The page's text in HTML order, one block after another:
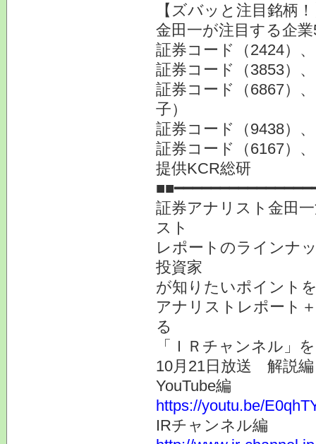
【ズバッと注目銘柄
金田一が注目する企
証券コード（2424）
証券コード（3853）
証券コード（6867）
子）
証券コード（9438）
証券コード（6167）
提供KCR総研
証券アナリスト金田
スト
レポートのラインナ
投資家
が知りたいポイント
アナリストレポート
る
「ＩＲチャンネル」
10月21日放送 解説編
YouTube編
https://youtu.be/
IRチャンネル編